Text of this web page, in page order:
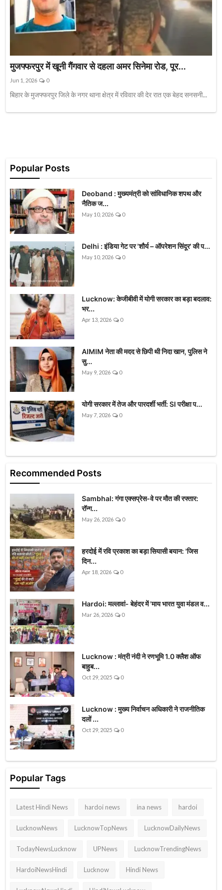
मुजफ्फरपुर में खूनी गैंगवार से दहला अमर सिनेमा रोड, पूर...
Jun 1, 2026 0
बिहार के मुजफ्फरपुर जिले के नगर थाना क्षेत्र में रविवार की देर रात एक बेहद सनसनी...
Popular Posts
Deoband : मुख्यमंत्री को सांविधानिक शपथ और
नैतिक ज...
May 10, 2026 0
Delhi : इंडिया गेट पर 'शौर्य – ऑपरेशन सिंदूर' की प...
May 10, 2026 0
Lucknow: केजीबीवी में योगी सरकार का बड़ा बदलाव:
भर...
Apr 13, 2026 0
AIMIM नेता की मदद से छिपी थी निदा खान, पुलिस ने
सु...
May 9, 2026 0
योगी सरकार में तेज और पारदर्शी भर्ती: SI परीक्षा प...
May 7, 2026 0
Recommended Posts
Sambhal: गंगा एक्सप्रेस-वे पर मौत की रफ्तार:
रॉन्ग...
May 26, 2026 0
हरदोई में रवि प्रकाश का बड़ा सियासी बयान: 'जिस
दिन...
Apr 18, 2026 0
Hardoi: मल्लावां- बेहंदर में 'माय भारत युवा मंडल व...
Mar 26, 2026 0
Lucknow : मंत्री नंदी ने रणभूमि 1.0 क्लैश ऑफ
बाहुब...
Oct 29, 2025 0
Lucknow : मुख्य निर्वाचन अधिकारी ने राजनीतिक
दलों ...
Oct 29, 2025 0
Popular Tags
Latest Hindi News hardoi news ina news hardoi
LucknowNews LucknowTopNews LucknowDailyNews
TodayNewsLucknow UPNews LucknowTrendingNews
HardoiNewsHindi Lucknow Hindi News